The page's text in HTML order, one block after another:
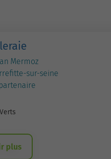
Mermoz
sur-seine
plus